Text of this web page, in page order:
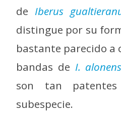
de Iberus
distingue por su
bastante parecido a
bandas de I.
son tan
subespecie.